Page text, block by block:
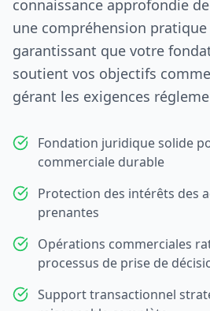
connaissance approfondie
une compréhension pratique
garantissant que votre
soutient vos objectifs
gérant les exigences
Fondation juridique solide
commerciale durable
Protection des intérêts des
prenantes
Opérations commerciales
processus de prise de
Support transactionnel